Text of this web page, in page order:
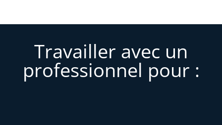
Travailler avec un
professionnel pour :